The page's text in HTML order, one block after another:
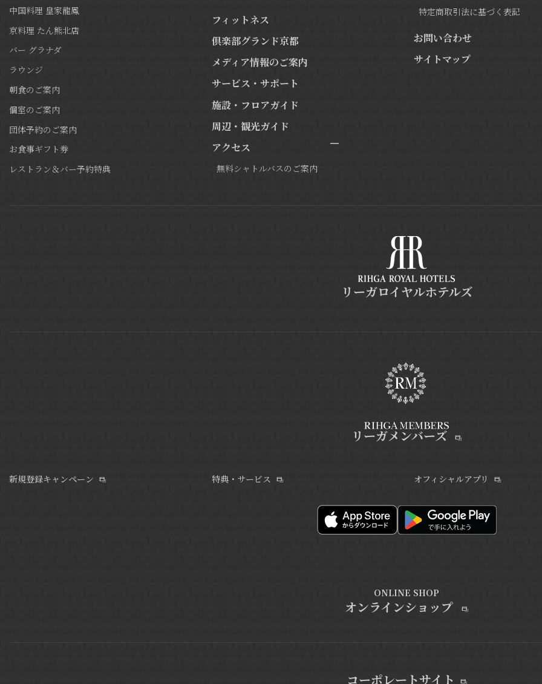
中国料理 皇家龍鳳
京料理 たん熊北店
バー グラナダ
ラウンジ
朝食のご案内
個室のご案内
団体予約のご案内
お食事ギフト券
レストラン＆バー予約特典
フィットネス
倶楽部グランド京都
メディア情報のご案内
サービス・サポート
施設・フロアガイド
周辺・観光ガイド
アクセス
無料シャトルバスのご案内
特定商取引法に基づく表記
お問い合わせ
サイトマップ
リーガロイヤルホテルズ
リーガメンバーズ
新規登録キャンペーン 特典・サービス オフィシャルアプリ
ONLINE SHOP
オンラインショップ
コーポレートサイト